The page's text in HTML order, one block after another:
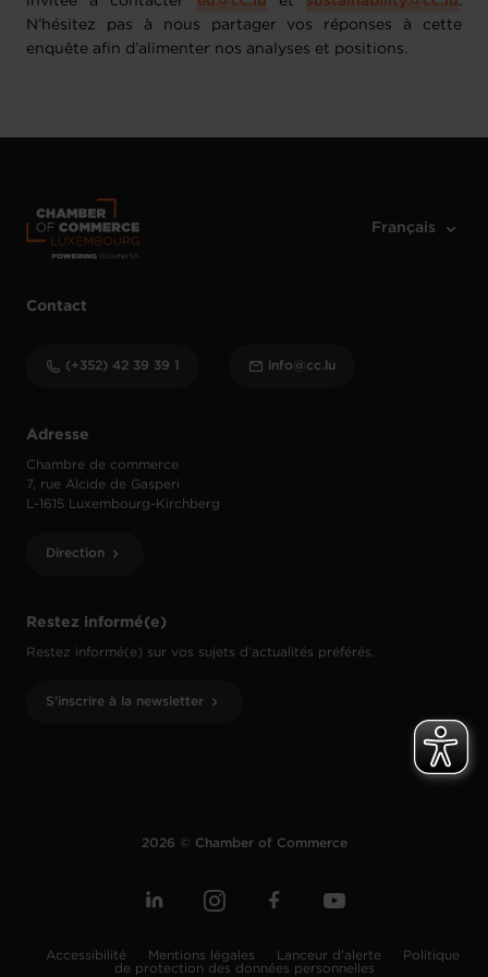
N’hésitez pas à nous partager vos réponses à cette
enquête afin d’alimenter nos analyses et positions.
Restez informé(e)
Restez informé(e) sur vos sujets d’actualités préférés.
S'inscrire à la newsletter
Adresse
Chambre de commerce
7, rue Alcide de Gasperi
L-1615 Luxembourg-Kirchberg
Direction
Contact
(+352) 42 39 39 1 info@cc.lu
2026 © Chamber of Commerce
Accessibilité Mentions légales Lanceur d'alerte
Politique
de protection des données personnelles